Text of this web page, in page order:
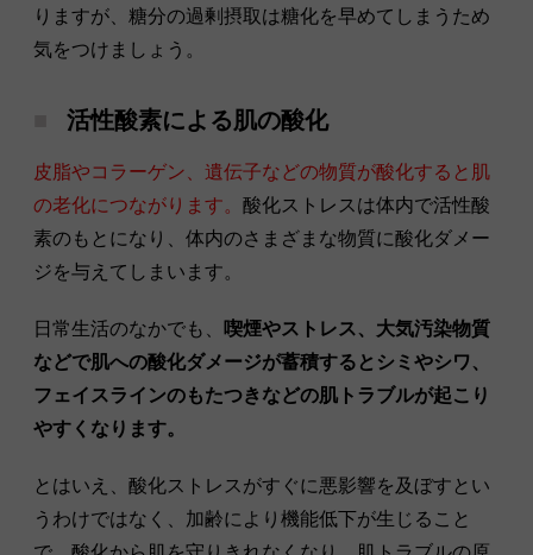
りますが、糖分の過剰摂取は糖化を早めてしまうため
気をつけましょう。
活性酸素による肌の酸化
皮脂やコラーゲン、遺伝子などの物質が酸化すると肌
の老化につながります。 酸化ストレスは体内で活性酸
素のもとになり、体内のさまざまな物質に酸化ダメー
ジを与えてしまいます。
日常生活のなかでも、
喫煙やストレス、大気汚染物質
などで肌への酸化ダメージが蓄積するとシミやシワ、
フェイスラインのもたつきなどの肌トラブルが起こり
やすくなります。
とはいえ、酸化ストレスがすぐに悪影響を及ぼすとい
うわけではなく、加齢により機能低下が生じること